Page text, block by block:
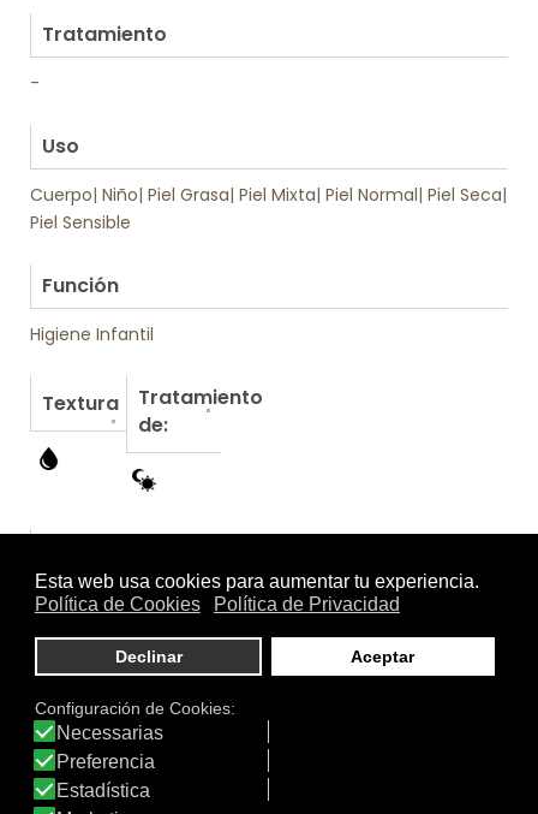
Tratamiento
-
Uso
Cuerpo| Niño| Piel Grasa| Piel Mixta| Piel Normal| Piel Seca|
Piel Sensible
Función
Higiene Infantil
Textura
Tratamiento
de: